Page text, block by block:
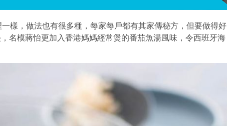
樣，做法也有很多種，每家每戶都有其家傳秘方，但要做得好
名模蔣怡更加入香港媽媽經常煲的番茄魚湯風味，令西班牙海